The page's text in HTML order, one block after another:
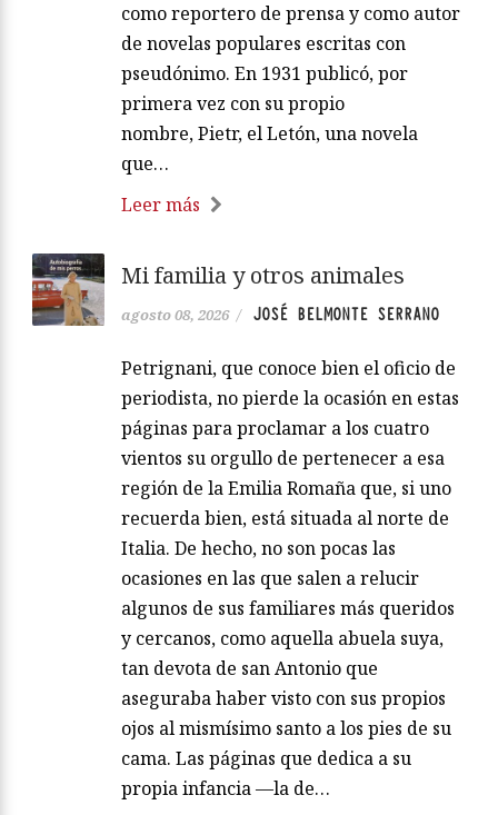
como reportero de prensa y como autor
de novelas populares escritas con
pseudónimo. En 1931 publicó, por
primera vez con su propio
nombre, Pietr, el Letón, una novela
que…
Leer más
Mi familia y otros animales
agosto 08, 2026 / JOSÉ BELMONTE SERRANO
Petrignani, que conoce bien el oficio de
periodista, no pierde la ocasión en estas
páginas para proclamar a los cuatro
vientos su orgullo de pertenecer a esa
región de la Emilia Romaña que, si uno
recuerda bien, está situada al norte de
Italia. De hecho, no son pocas las
ocasiones en las que salen a relucir
algunos de sus familiares más queridos
y cercanos, como aquella abuela suya,
tan devota de san Antonio que
aseguraba haber visto con sus propios
ojos al mismísimo santo a los pies de su
cama. Las páginas que dedica a su
propia infancia —la de…